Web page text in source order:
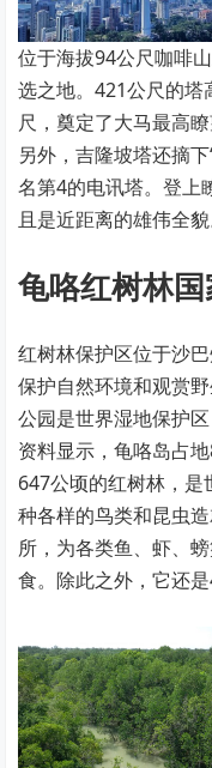
位于海拔94公尺咖啡
选之地。421公尺的
尺，奠定了大马最高瞭
另外，吉隆坡塔还摘
名第4的电讯塔。登上
且是近距离的雄伟全貌
龟咯红树林
红树林保护区位于沙
保护自然环境和观赏
公园是世界湿地保护
资料显示，龟咯岛占
647公顷的红树林，
种各样的鸟类和昆虫
所，为各类鱼、虾、
食。除此之外，它还